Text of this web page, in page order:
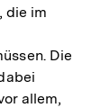
die im
Die
allem,